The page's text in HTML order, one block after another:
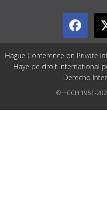
Hague Conference on Private
Haye de droit international
Derecho
© HCCH 1951-